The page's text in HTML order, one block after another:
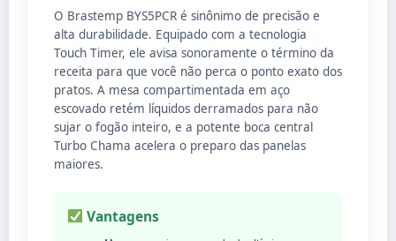
O Brastemp BYS5PCR é sinônimo de precisão e
alta durabilidade. Equipado com a tecnologia
Touch Timer, ele avisa sonoramente o término da
receita para que você não perca o ponto exato dos
pratos. A mesa compartimentada em aço
escovado retém líquidos derramados para não
sujar o fogão inteiro, e a potente boca central
Turbo Chama acelera o preparo das panelas
maiores.
Vantagens